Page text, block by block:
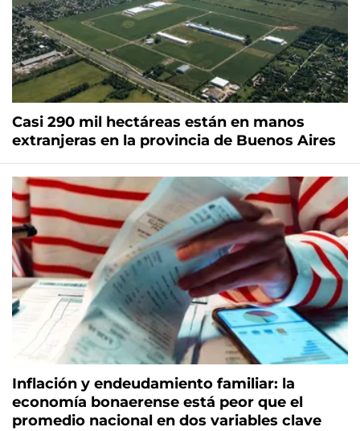
Casi 290 mil hectáreas están en manos
extranjeras en la provincia de Buenos Aires
Inflación y endeudamiento familiar: la
economía bonaerense está peor que el
promedio nacional en dos variables clave